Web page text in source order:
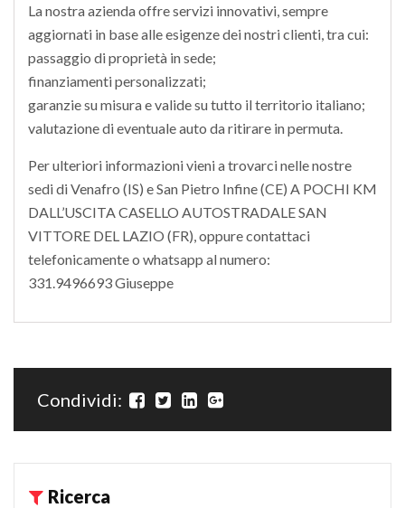
La nostra azienda offre servizi innovativi, sempre
aggiornati in base alle esigenze dei nostri clienti, tra cui:
passaggio di proprietà in sede;
finanziamenti personalizzati;
garanzie su misura e valide su tutto il territorio italiano;
valutazione di eventuale auto da ritirare in permuta.
Per ulteriori informazioni vieni a trovarci nelle nostre
sedi di Venafro (IS) e San Pietro Infine (CE) A POCHI KM
DALL’USCITA CASELLO AUTOSTRADALE SAN
VITTORE DEL LAZIO (FR), oppure contattaci
telefonicamente o whatsapp al numero:
331.9496693 Giuseppe
Condividi:
Ricerca